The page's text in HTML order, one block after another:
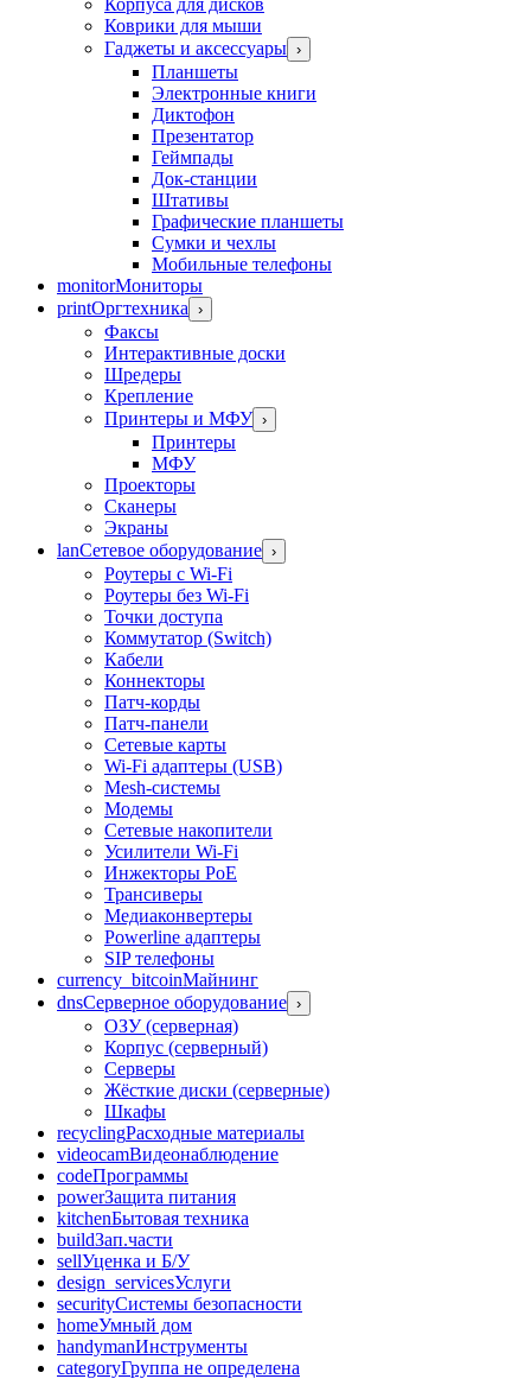
Корпуса для дисков
Коврики для мыши
Гаджеты и аксессуары ›
Планшеты
Электронные книги
Диктофон
Презентатор
Геймпады
Док-станции
Штативы
Графические планшеты
Сумки и чехлы
Мобильные телефоны
monitorМониторы
printОргтехника ›
Факсы
Интерактивные доски
Шредеры
Крепление
Принтеры и МФУ ›
Принтеры
МФУ
Проекторы
Сканеры
Экраны
lanСетевое оборудование ›
Роутеры с Wi-Fi
Роутеры без Wi-Fi
Точки доступа
Коммутатор (Switch)
Кабели
Коннекторы
Патч-корды
Патч-панели
Сетевые карты
Wi-Fi адаптеры (USB)
Mesh-системы
Модемы
Сетевые накопители
Усилители Wi-Fi
Инжекторы PoE
Трансиверы
Медиаконвертеры
Powerline адаптеры
SIP телефоны
currency_bitcoinМайнинг
dnsСерверное оборудование ›
ОЗУ (серверная)
Корпус (серверный)
Серверы
Жёсткие диски (серверные)
Шкафы
recyclingРасходные материалы
videocamВидеонаблюдение
codeПрограммы
powerЗащита питания
kitchenБытовая техника
buildЗап.части
sellУценка и Б/У
design_servicesУслуги
securityСистемы безопасности
homeУмный дом
handymanИнструменты
categoryГруппа не определена